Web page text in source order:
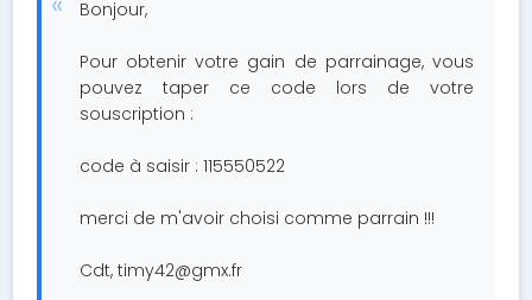
Bonjour,
Pour obtenir votre gain de parrainage, vous
pouvez taper ce code lors de votre
souscription :
code à saisir : 115550522
merci de m'avoir choisi comme parrain !!!
Cdt,timy42@gmx.fr